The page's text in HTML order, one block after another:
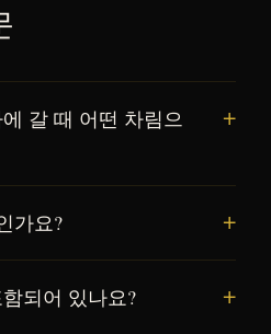
갈 때 어떤 차림으
가요?
되어 있나요?